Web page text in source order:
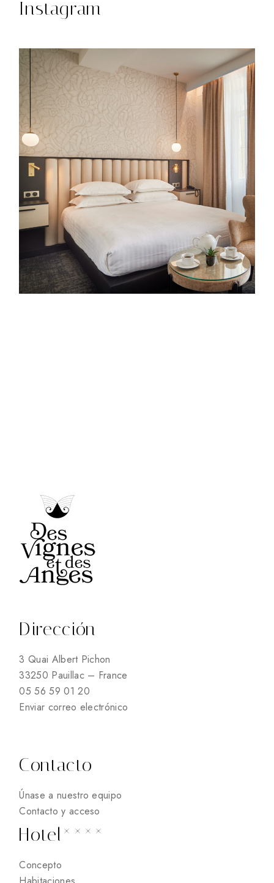
Instagram
Dirección
3 Quai Albert Pichon
33250 Pauillac – France
05 56 59 01 20
Enviar correo electrónico
Contacto
Únase a nuestro equipo
Contacto y acceso
Hotel****
Concepto